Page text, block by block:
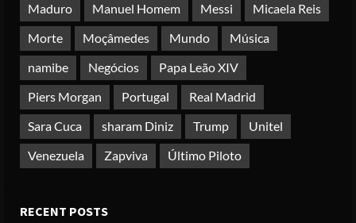
Maduro
Manuel Homem Messi
Micaela Reis
Morte
Moçâmedes Mundo
Música
namibe
Negócios
Papa Leão XIV
Piers Morgan
Portugal
Real Madrid
Sara Cuca
sharam Diniz Trump
Unitel
Venezuela
Zapviva Último Piloto
RECENT POSTS